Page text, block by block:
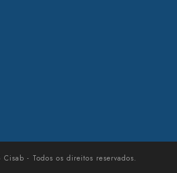
- Todos os direitos reservados.